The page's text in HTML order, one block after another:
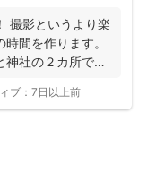
撮影というより楽
間を作ります。
神社の２カ所で撮
ブ： 7日以上前